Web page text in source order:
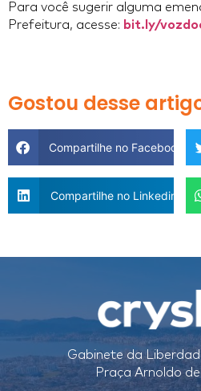
Para você sugerir alguma
Prefeitura, acesse: bit.ly/
Gostou desse
Compartilhe no Facebook
Compartilhe no Linkedin
Gabinete da
Praça Arnoldo